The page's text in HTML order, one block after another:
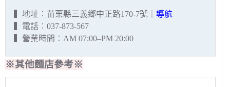
▍地址︰苗栗縣三義鄉中正路170-7號｜ 導航
▍電話︰037-873-567
▍營業時間︰AM 07:00–PM 20:00
※其他麵店參考※